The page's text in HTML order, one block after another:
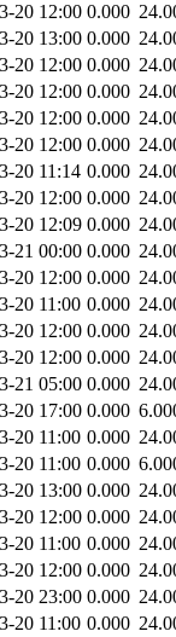
20 12:00 0.000
20 13:00 0.000
20 12:00 0.000
20 12:00 0.000
20 12:00 0.000
20 12:00 0.000
20 11:14 0.000
20 12:00 0.000
20 12:09 0.000
21 00:00 0.000
20 12:00 0.000
20 11:00 0.000
20 12:00 0.000
20 12:00 0.000
21 05:00 0.000
20 17:00 0.000
20 11:00 0.000
20 11:00 0.000
20 13:00 0.000
20 12:00 0.000
20 11:00 0.000
20 12:00 0.000
20 23:00 0.000
20 11:00 0.000